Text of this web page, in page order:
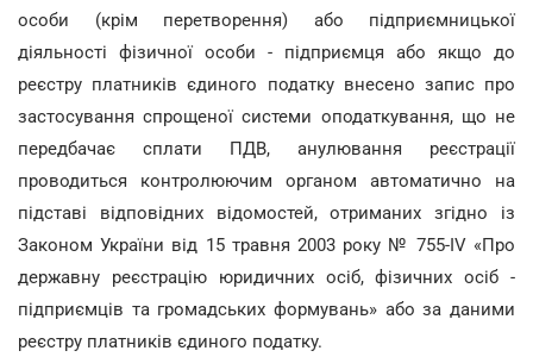
особи (крім перетворення) або підприємницької
діяльності фізичної особи - підприємця або якщо до
реєстру платників єдиного податку внесено запис про
застосування спрощеної системи оподаткування, що не
передбачає сплати ПДВ, анулювання реєстрації
проводиться контролюючим органом автоматично на
підставі відповідних відомостей, отриманих згідно із
Законом України від 15 травня 2003 року № 755-IV «Про
державну реєстрацію юридичних осіб, фізичних осіб -
підприємців та громадських формувань» або за даними
реєстру платників єдиного податку.